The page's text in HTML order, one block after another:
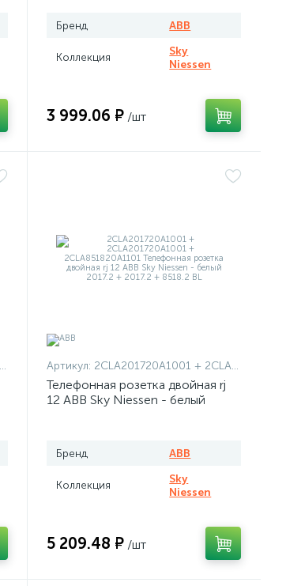
Бренд ABB
Коллекция
Sky
Niessen
3 999.06 ₽ /шт
Артикул: 2CLA201720A1001 + 2CLA201720A1001 + 2CLA851820A1101
Телефонная розетка двойная rj
12 ABB Sky Niessen - белый
Бренд ABB
Коллекция
Sky
Niessen
5 209.48 ₽ /шт